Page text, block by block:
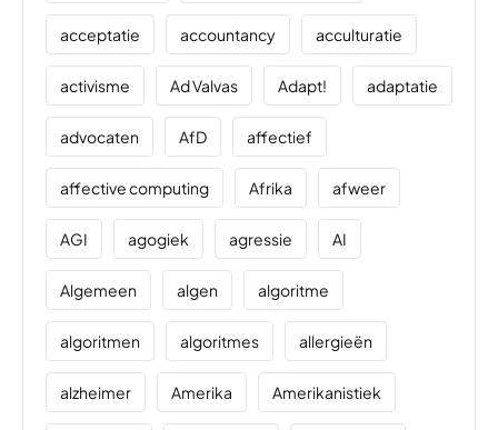
acceptatie accountancy acculturatie
activisme Ad Valvas Adapt! adaptatie
advocaten AfD affectief
affective computing Afrika afweer
AGI agogiek agressie AI
Algemeen algen algoritme
algoritmen algoritmes allergieën
alzheimer Amerika Amerikanistiek